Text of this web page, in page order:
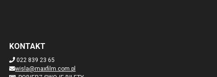
KONTAKT
022 839 23 65
wisla@maxfilm.com.pl